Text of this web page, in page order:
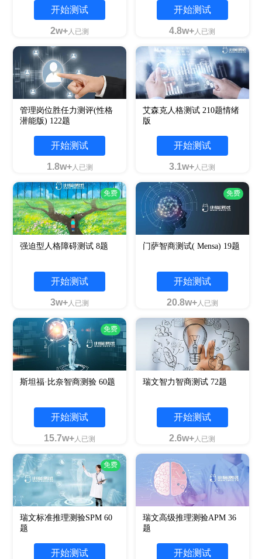
开始测试
2w+人已测
开始测试
4.8w+人已测
管理岗位胜任力测评(性格
潜能版) 122题
开始测试
1.8w+人已测
艾森克人格测试 210题情绪
版
开始测试
3.1w+人已测
免费
强迫型人格障碍测试 8题
开始测试
3w+人已测
免费
门萨智商测试( Mensa) 19题
开始测试
20.8w+人已测
免费
斯坦福·比奈智商测验 60题
开始测试
15.7w+人已测
瑞文智力智商测试 72题
开始测试
2.6w+人已测
免费
瑞文标准推理测验SPM 60
题
开始测试
瑞文高级推理测验APM 36
题
开始测试